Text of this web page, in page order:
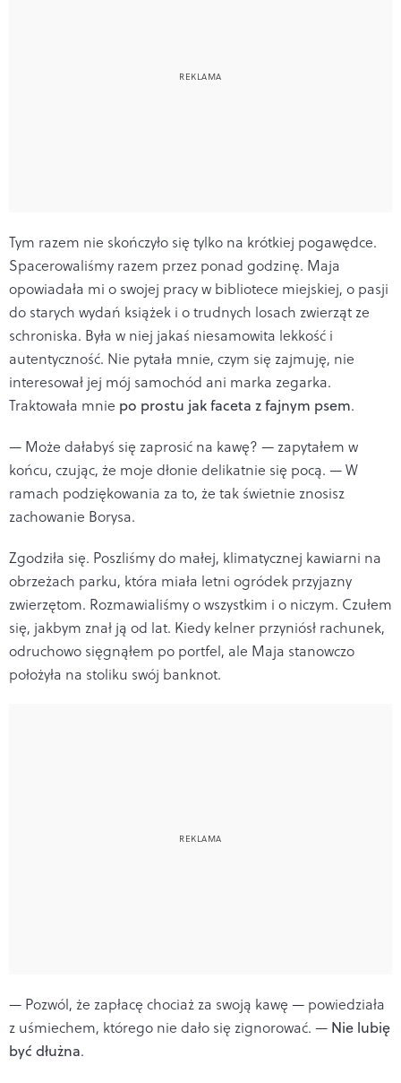
Tym razem nie skończyło się tylko na krótkiej pogawędce.
Spacerowaliśmy razem przez ponad godzinę. Maja
opowiadała mi o swojej pracy w bibliotece miejskiej, o pasji
do starych wydań książek i o trudnych losach zwierząt ze
schroniska. Była w niej jakaś niesamowita lekkość i
autentyczność. Nie pytała mnie, czym się zajmuję, nie
interesował jej mój samochód ani marka zegarka.
Traktowała mnie po prostu jak faceta z fajnym psem.
— Może dałabyś się zaprosić na kawę? — zapytałem w
końcu, czując, że moje dłonie delikatnie się pocą. — W
ramach podziękowania za to, że tak świetnie znosisz
zachowanie Borysa.
Zgodziła się. Poszliśmy do małej, klimatycznej kawiarni na
obrzeżach parku, która miała letni ogródek przyjazny
zwierzętom. Rozmawialiśmy o wszystkim i o niczym. Czułem
się, jakbym znał ją od lat. Kiedy kelner przyniósł rachunek,
odruchowo sięgnąłem po portfel, ale Maja stanowczo
położyła na stoliku swój banknot.
— Pozwól, że zapłacę chociaż za swoją kawę — powiedziała
z uśmiechem, którego nie dało się zignorować. — Nie lubię
być dłużna.